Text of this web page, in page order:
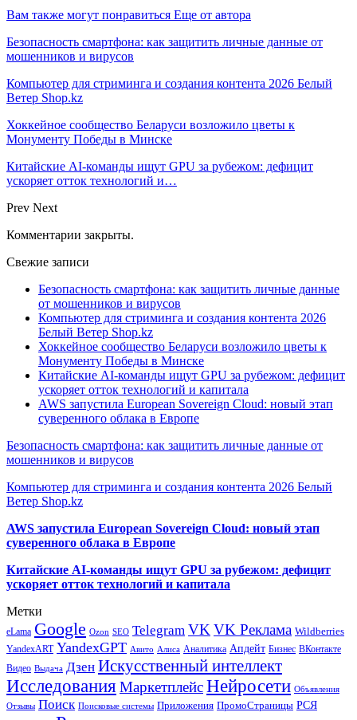
Вам также могут понравиться Еще от автора
Безопасность смартфона: как защитить личные данные от
мошенников и вирусов
Компьютер для стриминга и создания контента 2026 Белый
Ветер Shop.kz
Хоккейное сообщество Беларуси возложило цветы к
Монументу Победы в Минске
Китайские AI-команды ищут GPU за рубежом: дефицит
ускоряет отток технологий и…
Prev Next
Комментарии закрыты.
Свежие записи
Безопасность смартфона: как защитить личные данные
от мошенников и вирусов
Компьютер для стриминга и создания контента 2026
Белый Ветер Shop.kz
Хоккейное сообщество Беларуси возложило цветы к
Монументу Победы в Минске
Китайские AI-команды ищут GPU за рубежом: дефицит
ускоряет отток технологий и капитала
AWS запустила European Sovereign Cloud: новый этап
суверенного облака в Европе
Безопасность смартфона: как защитить личные данные от
мошенников и вирусов
Компьютер для стриминга и создания контента 2026 Белый
Ветер Shop.kz
AWS запустила European Sovereign Cloud: новый этап
суверенного облака в Европе
Китайские AI-команды ищут GPU за рубежом: дефицит
ускоряет отток технологий и капитала
Метки
eLama Google Ozon SEO Telegram VK VK Реклама Wildberries
YandexART YandexGPT Авито Алиса Аналитика Апдейт Бизнес ВКонтакте
Видео Выдача Дзен Искусственный интеллект
Исследования МаркетплейсНейросети Объявления
Отзывы Поиск Поисковые системы Приложения ПромоСтраницы РСЯ